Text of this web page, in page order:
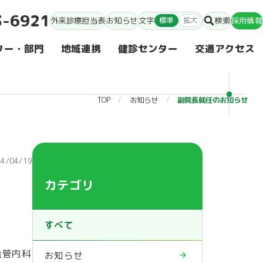
6921外来診療担当表お知らせ文字 標準 拡大 検索採用情報
ー・部門 地域連携 健診センター 交通アクセス
TOP お知らせ 副院長就任のお知らせ
04/19
内科
カテゴリ
すべて
お知らせ